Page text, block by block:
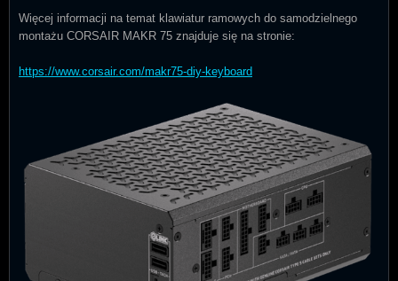
Więcej informacji na temat klawiatur ramowych do samodzielnego
montażu CORSAIR MAKR 75 znajduje się na stronie:
https://www.corsair.com/makr75-diy-keyboard